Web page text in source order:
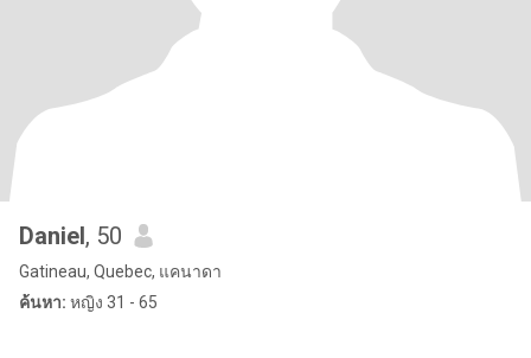
Daniel, 50
Gatineau, Quebec, แคนาดา
ค้นหา: หญิง 31 - 65